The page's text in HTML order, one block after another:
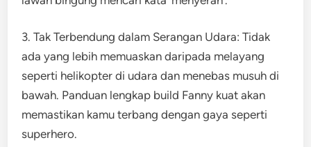
3. Tak Terbendung dalam Serangan Udara: Tidak
ada yang lebih memuaskan daripada melayang
seperti helikopter di udara dan menebas musuh di
bawah. Panduan lengkap build Fanny kuat akan
memastikan kamu terbang dengan gaya seperti
superhero.